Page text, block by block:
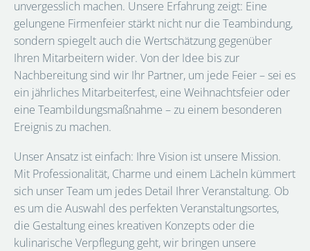
unvergesslich machen. Unsere Erfahrung zeigt: Eine
gelungene Firmenfeier stärkt nicht nur die Teambindung,
sondern spiegelt auch die Wertschätzung gegenüber
Ihren Mitarbeitern wider. Von der Idee bis zur
Nachbereitung sind wir Ihr Partner, um jede Feier – sei es
ein jährliches Mitarbeiterfest, eine Weihnachtsfeier oder
eine Teambildungsmaßnahme – zu einem besonderen
Ereignis zu machen.
Unser Ansatz ist einfach: Ihre Vision ist unsere Mission.
Mit Professionalität, Charme und einem Lächeln kümmert
sich unser Team um jedes Detail Ihrer Veranstaltung. Ob
es um die Auswahl des perfekten Veranstaltungsortes,
die Gestaltung eines kreativen Konzepts oder die
kulinarische Verpflegung geht, wir bringen unsere